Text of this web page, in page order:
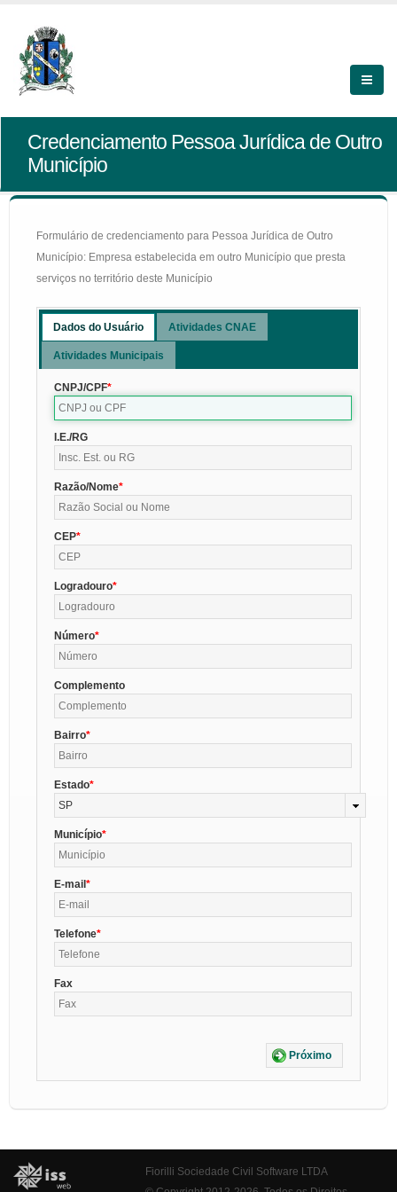
Credenciamento Pessoa Jurídica de Outro
Município
Formulário de credenciamento para Pessoa Jurídica de Outro
Município: Empresa estabelecida em outro Município que presta
serviços no território deste Município
Dados do Usuário Atividades CNAE
Atividades Municipais
CNPJ/CPF
I.E./RG
Razão/Nome
CEP
Logradouro
Número
Complemento
Bairro
Estado
SP
Município
E-mail
Telefone
Fax
Próximo
Fiorilli Sociedade Civil Software LTDA